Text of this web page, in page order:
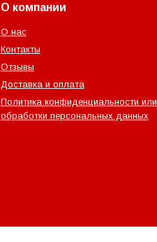
О компании
О нас
Контакты
Отзывы
Доставка и оплата
Политика конфиденциальности или
обработки персональных данных